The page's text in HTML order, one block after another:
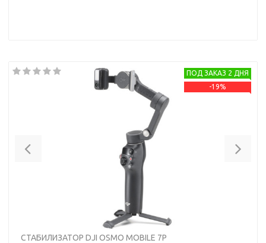
ПОД ЗАКАЗ 2 ДНЯ
-19%
СТАБИЛИЗАТОР DJI OSMO MOBILE 7P